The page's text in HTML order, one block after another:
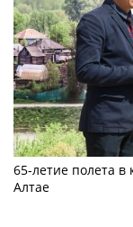
65-летие полета
Алтае